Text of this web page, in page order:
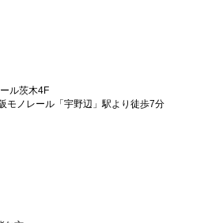
ル茨木4F
モノレール「宇野辺」駅より徒歩7分